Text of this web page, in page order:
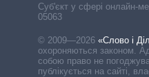
Cуб'єкт у сфері онлайн-
05063
© 2009—2026 «Слово і
охороняються законом.
собою право не
публікується на сайті,